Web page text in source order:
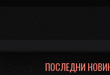
ПОСЛЕДНИ